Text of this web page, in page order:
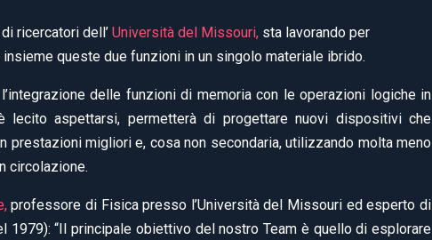
ricercatori dell’ Università del Missouri, sta lavorando per
insieme queste due funzioni in un singolo materiale ibrido.
delle funzioni di memoria con le operazioni logiche in
lecito aspettarsi, permetterà di progettare nuovi dispositivi che
prestazioni migliori e, cosa non secondaria, utilizzando molta meno
circolazione.
professore di Fisica presso l’Università del Missouri ed esperto di
1979): “Il principale obiettivo del nostro Team è quello di esplorare